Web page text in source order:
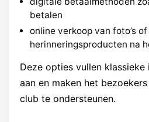
betalen
online verkoop van foto’s of
herinneringsproducten na
Deze opties vullen klassieke
aan en maken het
club te ondersteunen.